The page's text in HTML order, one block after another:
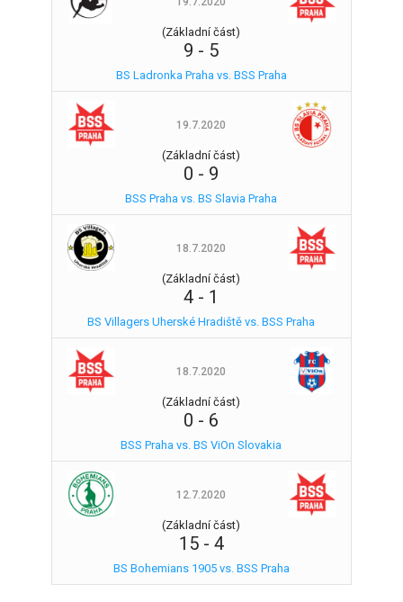
(Základní část)
9 - 5
BS Ladronka Praha vs. BSS Praha
19.7.2020
(Základní část)
0 - 9
BSS Praha vs. BS Slavia Praha
18.7.2020
(Základní část)
4 - 1
BS Villagers Uherské Hradiště vs. BSS Praha
18.7.2020
(Základní část)
0 - 6
BSS Praha vs. BS ViOn Slovakia
12.7.2020
(Základní část)
15- 4
BS Bohemians 1905 vs. BSS Praha